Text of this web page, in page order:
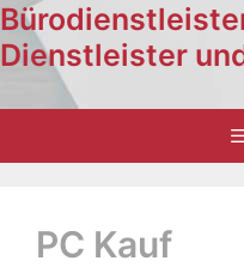
Dienstleister
PC Kauf